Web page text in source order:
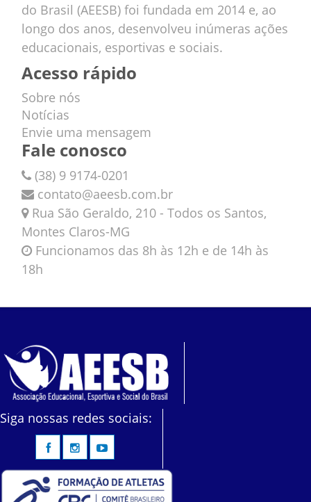
do Brasil (AEESB) foi fundada em 2014 e, ao
longo dos anos, desenvolveu inúmeras ações
educacionais, esportivas e sociais.
Acesso rápido
Sobre nós
Notícias
Envie uma mensagem
Fale conosco
(38) 9 9174-0201
contato@aeesb.com.br
Rua São Geraldo, 210 - Todos os Santos,
Montes Claros-MG
Funcionamos das 8h às 12h e de 14h às
18h
Siga nossas redes sociais: